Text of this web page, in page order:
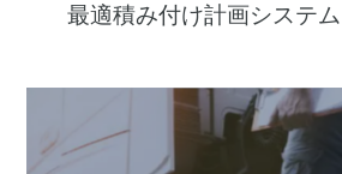
最適積み付け計画システ